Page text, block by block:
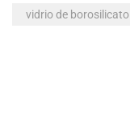
vidrio de borosilicato